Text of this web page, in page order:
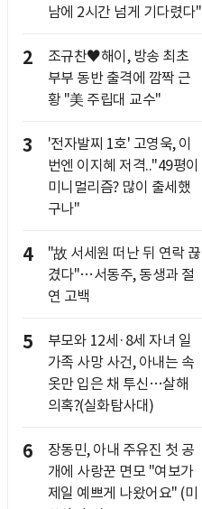
남에 2시간 넘게 기다렸다"
2
조규찬♥해이, 방송 최초
부부 동반 출격에 깜짝 근
황 "美 주립대 교수"
3
'전자발찌 1호' 고영욱, 이
번엔 이지혜 저격.."49평이
미니멀리즘? 많이 출세했
구나"
4
"故 서세원 떠난 뒤 연락 끊
겼다"…서동주, 동생과 절
연 고백
5
부모와 12세·8세 자녀 일
가족 사망 사건, 아내는 속
옷만 입은 채 투신…살해
의혹?(실화탐사대)
6
장동민, 아내 주유진 첫 공
개에 사랑꾼 면모 "여보가
제일 예쁘게 나왔어요" (미